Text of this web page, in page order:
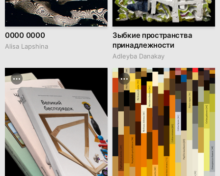
0000 0000
Аlisa Lapshina
Зыбкие пространства
принадлежности
Adleyba Danakay